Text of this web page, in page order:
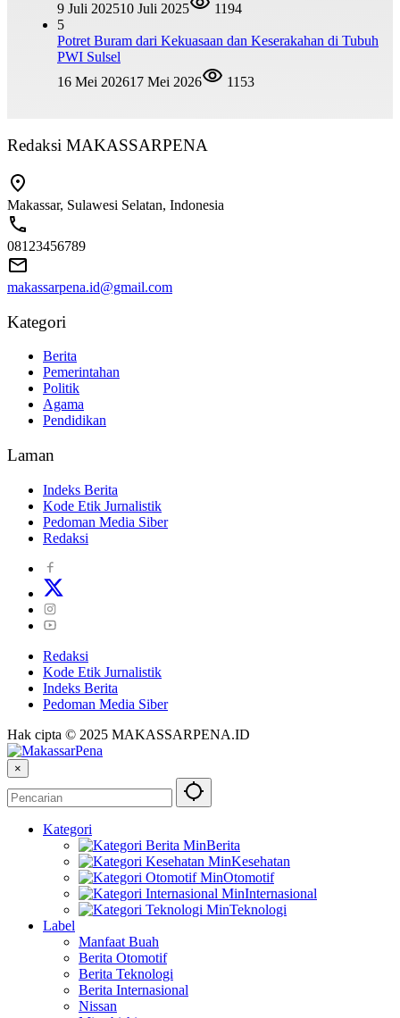
9 Juli 202510 Juli 2025
1194
5
Potret Buram dari Kekuasaan dan Keserakahan di Tubuh
PWI Sulsel
16 Mei 202617 Mei 2026 1153
Redaksi MAKASSARPENA
Makassar, Sulawesi Selatan, Indonesia
08123456789
makassarpena.id@gmail.com
Kategori
Berita
Pemerintahan
Politik
Agama
Pendidikan
Laman
Indeks Berita
Kode Etik Jurnalistik
Pedoman Media Siber
Redaksi
Redaksi
Kode Etik Jurnalistik
Indeks Berita
Pedoman Media Siber
Hak cipta © 2025 MAKASSARPENA.ID
×
Kategori
Berita
Kesehatan
Otomotif
Internasional
Teknologi
Label
Manfaat Buah
Berita Otomotif
Berita Teknologi
Berita Internasional
Nissan